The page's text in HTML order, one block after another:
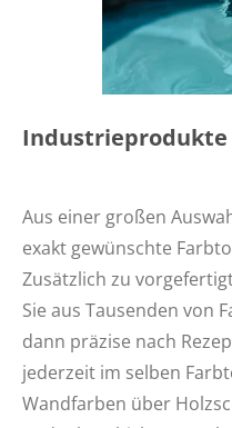
Industrieprodukte
Aus einer großen
exakt gewünschte
Zusätzlich zu
Sie aus Tausenden von
dann präzise nach
jederzeit im selben
Wandfarben über